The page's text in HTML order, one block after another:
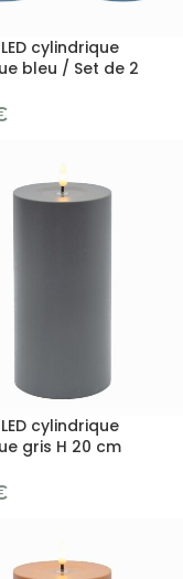
cylindrique
bleu / Set de 2
cylindrique
gris H 20 cm